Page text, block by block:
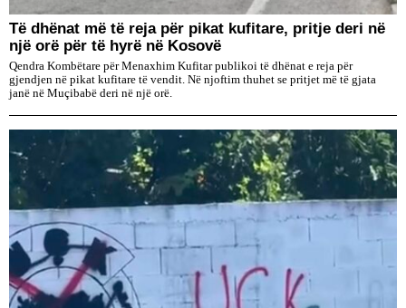
Të dhënat më të reja për pikat kufitare, pritje deri në
një orë për të hyrë në Kosovë
Qendra Kombëtare për Menaxhim Kufitar publikoi të dhënat e reja për
gjendjen në pikat kufitare të vendit. Në njoftim thuhet se pritjet më të gjata
janë në Muçibabë deri në një orë.